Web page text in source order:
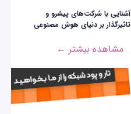
آشنایی با شرکت‌های پیشرو و
تاثیرگذار بر دنیای هوش مصنوعی
مشاهده بیشتر ←